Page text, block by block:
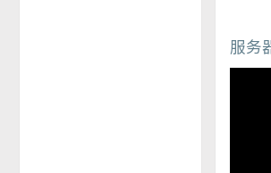
服务